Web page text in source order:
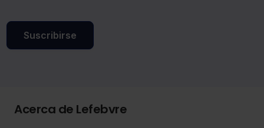
Suscribirse
Acerca de Lefebvre